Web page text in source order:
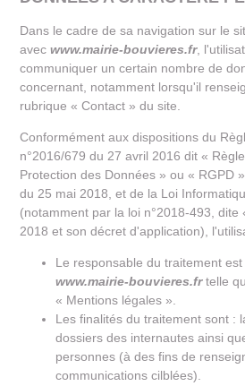
Dans le cadre de sa navigation sur le
avecwww.mairie-bouvieres.fr,
communiquer un certain nombre de
concernant, notamment lorsqu'il
rubrique « Contact » du site.
Conformément aux dispositions du
n°2016/679 du 27 avril 2016 dit «
Protection des Données » ou « RGPD
du 25 mai 2018, et de la Loi
(notamment par la loi n°2018-493, dite
2018 et son décret d'application),
Le responsable du traitement
www.mairie-bouvieres.frtelle
« Mentions légales ».
Les finalités du traitement sont :
dossiers des internautes ainsi
personnes (à des fins de
communications cilblées).